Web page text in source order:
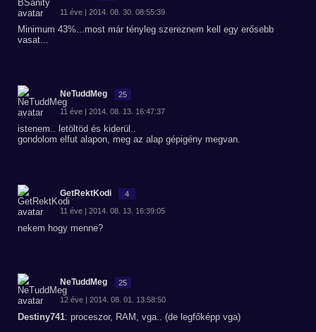
11 éve | 2014. 08. 30. 08:55:39
Minimum 43%...most már tényleg szereznem kell egy erősebb
vasat...
NeTuddMeg 25
11 éve | 2014. 08. 13. 16:47:37
istenem.. letöltöd és kiderül..
gondolom elfut alapon, meg az alap gépigény megvan.
GetRektKodi 4
11 éve | 2014. 08. 13. 16:39:05
nekem hogy menne?
NeTuddMeg 25
12 éve | 2014. 08. 01. 13:58:50
Destiny741: proceszor, RAM, vga.. (de legfőképp vga)